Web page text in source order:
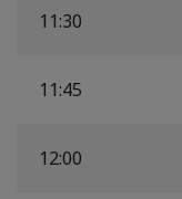
11:30
11:45
12:00